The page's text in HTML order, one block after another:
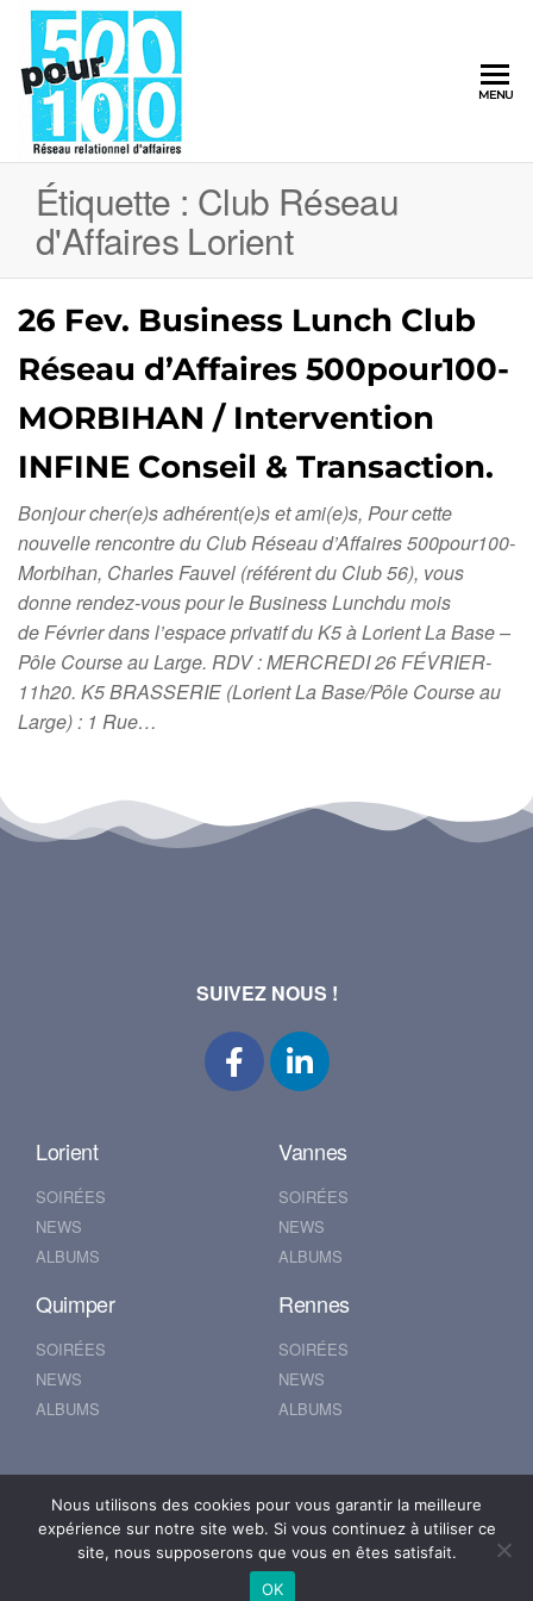
MENU
Étiquette : Club Réseau
d'Affaires Lorient
26 Fev. Business Lunch Club
Réseau d’Affaires 500pour100-
MORBIHAN / Intervention
INFINE Conseil & Transaction.
Bonjour cher(e)s adhérent(e)s et ami(e)s, Pour cette
nouvelle rencontre du Club Réseau d’Affaires 500pour100-
Morbihan, Charles Fauvel (référent du Club 56), vous
donne rendez-vous pour le Business Lunchdu mois
de Février dans l’espace privatif du K5 à Lorient La Base –
Pôle Course au Large. RDV : MERCREDI 26 FÉVRIER-
11h20. K5 BRASSERIE (Lorient La Base/Pôle Course au
Large) : 1 Rue…
SUIVEZ NOUS !
Lorient
SOIRÉES
NEWS
ALBUMS
Vannes
SOIRÉES
NEWS
ALBUMS
Quimper
SOIRÉES
NEWS
ALBUMS
Rennes
SOIRÉES
NEWS
ALBUMS
Nantes
SOIRÉES
SOIRÉES
NEWS
Nous utilisons des cookies pour vous garantir la meilleure
expérience sur notre site web. Si vous continuez à utiliser ce
site, nous supposerons que vous en êtes satisfait.
OK